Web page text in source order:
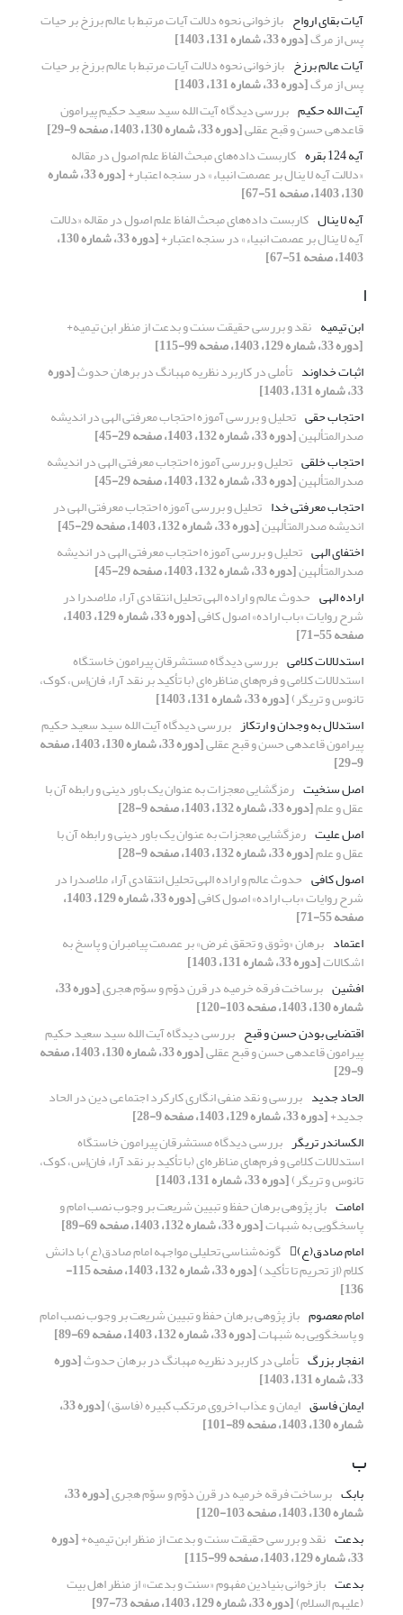
آیات بقای ارواح بازخوانی نحوه دلالت آیات مرتبط با عالم برزخ بر حیات
پس از مرگ[دوره 33، شماره 131، 1403]
آیات عالم برزخ بازخوانی نحوه دلالت آیات مرتبط با عالم برزخ بر حیات
پس از مرگ[دوره 33، شماره 131، 1403]
آیت الله حکیم بررسی دیدگاه آیت الله سید سعید حکیم پیرامون
قاعده‎ی حسن و قبح عقلی
[دوره 33، شماره 130، 1403، صفحه 9-29]
آیه 124 بقره
کاربست داده‌های مبحث الفاظ علم اصول در مقاله
«دلالت آیه لا ینال بر عصمت انبیاء» در سنجه اعتبار+ [دوره 33، شماره
130، 1403، صفحه 51-67]
آیه لا ینال کاربست داده‌های مبحث الفاظ علم اصول در مقاله «دلالت
آیه لا ینال بر عصمت انبیاء» در سنجه اعتبار+ [دوره 33، شماره 130،
1403، صفحه 51-67]
ا
ابن تیمیه نقد و بررسی حقیقت سنت و بدعت از منظر ابن تیمیه+
[دوره 33، شماره 129، 1403، صفحه 99-115]
اثبات خداوند تأملی در کاربرد نظریه مهبانگ در برهان حدوث[دوره
33، شماره 131، 1403]
احتجاب حقی تحلیل و بررسی آموزه احتجاب معرفتی الهی در اندیشه
صدرالمتألهین[دوره 33، شماره 132، 1403، صفحه 29-45]
احتجاب خلقی تحلیل و بررسی آموزه احتجاب معرفتی الهی در اندیشه
صدرالمتألهین[دوره 33، شماره 132، 1403، صفحه 29-45]
احتجاب معرفتی خدا تحلیل و بررسی آموزه احتجاب معرفتی الهی در
اندیشه صدرالمتألهین[دوره 33، شماره 132، 1403، صفحه 29-45]
اختفای الهی تحلیل و بررسی آموزه احتجاب معرفتی الهی در اندیشه
صدرالمتألهین[دوره 33، شماره 132، 1403، صفحه 29-45]
اراده الهی حدوث عالم و اراده الهی تحلیل انتقادی آراء ملاصدرا در
شرح روایات «باب اراده» اصول کافی [دوره 33، شماره 129، 1403،
صفحه 55-71]
استدلالات کلامی بررسی دیدگاه مستشرقان پیرامون خاستگاه
استدلالات کلامی و فرم‌های مناظره‌ای (با تأکید بر نقد آراء فان‌اِس، کوک،
تانوس و تریگر)[دوره 33، شماره 131، 1403]
استدلال به وجدان و ارتکاز بررسی دیدگاه آیت الله سید سعید حکیم
پیرامون قاعده‎ی حسن و قبح عقلی [دوره 33، شماره 130، 1403، صفحه
9-29]
اصل سنخیت رمزگشایی معجزات به عنوان یک باور دینی و رابطه آن با
عقل و علم[دوره 33، شماره 132، 1403، صفحه 9-28]
اصل علیت رمزگشایی معجزات به عنوان یک باور دینی و رابطه آن با
عقل و علم[دوره 33، شماره 132، 1403، صفحه 9-28]
اصول کافی حدوث عالم و اراده الهی تحلیل انتقادی آراء ملاصدرا در
شرح روایات «باب اراده» اصول کافی [دوره 33، شماره 129، 1403،
صفحه 55-71]
اعتماد برهان «وثوق و تحقق غرض» بر عصمت پیامبران و پاسخ به
اشکالات[دوره 33، شماره 131، 1403]
افشین برساخت فرقه خرمیه در قرن دوّم و سوّم هجری [دوره 33،
شماره 130، 1403، صفحه 103-120]
اقتضایی بودن حسن و قبح بررسی دیدگاه آیت الله سید سعید حکیم
پیرامون قاعده‎ی حسن و قبح عقلی [دوره 33، شماره 130، 1403، صفحه
9-29]
الحاد جدید بررسی و نقد منفی انگاری کارکرد اجتماعی دین در الحاد
جدید+[دوره 33، شماره 129، 1403، صفحه 9-28]
الکساندر تریگر بررسی دیدگاه مستشرقان پیرامون خاستگاه
استدلالات کلامی و فرم‌های مناظره‌ای (با تأکید بر نقد آراء فان‌اِس، کوک،
تانوس و تریگر)[دوره 33، شماره 131، 1403]
امامت باز پژوهی برهان حفظ و تبیین شریعت بر وجوب نصب امام و
پاسخگویی به شبهات[دوره 33، شماره 132، 1403، صفحه 69-89]
امام صادق(ع)
گونه‌شناسی تحلیلی مواجهه امام صادق(ع) با دانش
کلام (از تحریم تا تأکید) [دوره 33، شماره 132، 1403، صفحه 115-
136]
امام معصوم باز پژوهی برهان حفظ و تبیین شریعت بر وجوب نصب امام
و پاسخگویی به شبهات[دوره 33، شماره 132، 1403، صفحه 69-89]
انفجار بزرگ تأملی در کاربرد نظریه مهبانگ در برهان حدوث[دوره
33، شماره 131، 1403]
ایمان فاسق ایمان و عذاب اخروی مرتکب کبیره (فاسق) [دوره 33،
شماره 130، 1403، صفحه 89-101]
ب
بابک برساخت فرقه خرمیه در قرن دوّم و سوّم هجری [دوره 33،
شماره 130، 1403، صفحه 103-120]
بدعت نقد و بررسی حقیقت سنت و بدعت از منظر ابن تیمیه+[دوره
33، شماره 129، 1403، صفحه 99-115]
بدعت بازخوانی بنیادین مفهوم «سنت و بدعت» از منظر اهل بیت
(علیهم السلام)[دوره 33، شماره 129، 1403، صفحه 73-97]